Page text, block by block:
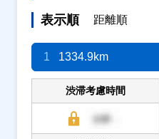
表示順 距離順
1 1334.9km
渋滞考慮時間